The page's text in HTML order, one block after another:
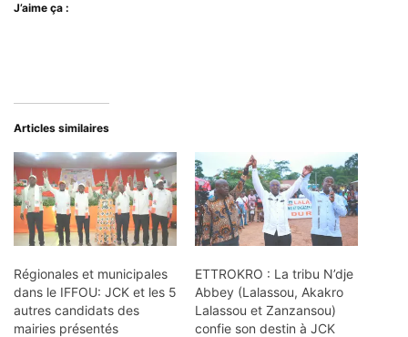
J’aime ça :
Articles similaires
Régionales et municipales
dans le IFFOU: JCK et les 5
autres candidats des
mairies présentés
ETTROKRO : La tribu N’dje
Abbey (Lalassou, Akakro
Lalassou et Zanzansou)
confie son destin à JCK